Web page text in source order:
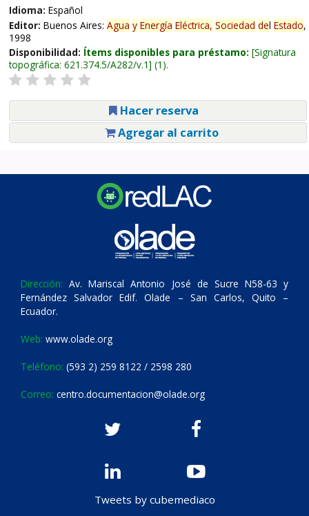
Idioma: Español
Editor: Buenos Aires: Agua y Energía Eléctrica, Sociedad del Estado,
1998
Disponibilidad: Ítems disponibles para préstamo: Signatura
topográfica: 621.374.5/A282/v.1 (1).
Hacer reserva
Agregar al carrito
Dirección: Av. Mariscal Antonio José de Sucre N58-63 y
Fernández Salvador Edif. Olade – San Carlos, Quito –
Ecuador.
Web: www.olade.org
Teléfono: (593 2) 259 8122 / 2598 280
Correo: centro.documentacion@olade.org
Tweets by cubemediaco